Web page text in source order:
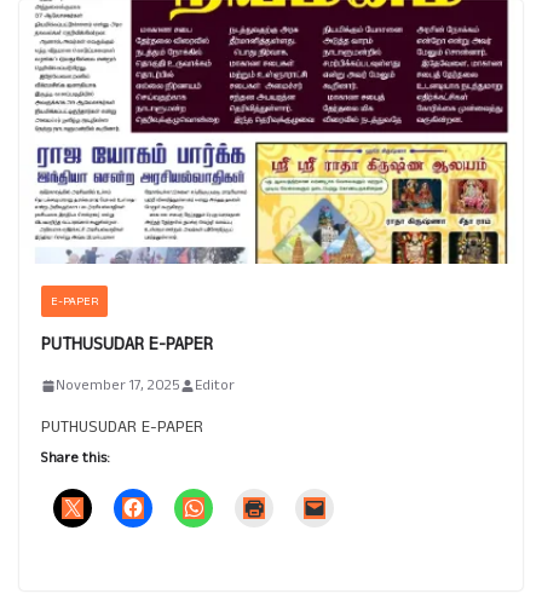
E-PAPER
PUTHUSUDAR E-PAPER
November 17, 2025 Editor
PUTHUSUDAR E-PAPER
Share this: